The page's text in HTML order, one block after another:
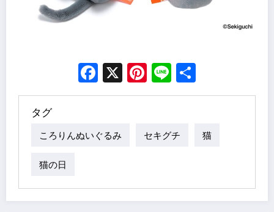
Facebook
X Pinterest
Line
タグ
ころりんぬいぐるみ セキグチ 猫
猫の日